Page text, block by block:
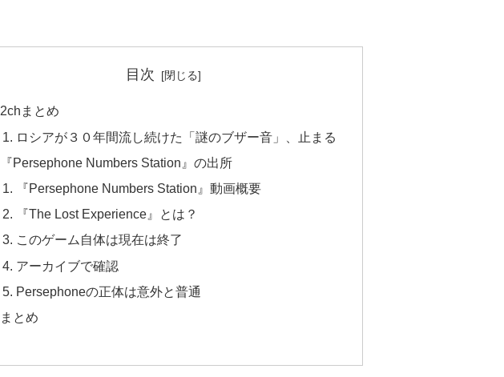
目次
2chまとめ
ロシアが３０年間流し続けた「謎のブザー音」、止まる
『Persephone Numbers Station』の出所
『Persephone Numbers Station』動画概要
『The Lost Experience』とは？
このゲーム自体は現在は終了
アーカイブで確認
Persephoneの正体は意外と普通
まとめ